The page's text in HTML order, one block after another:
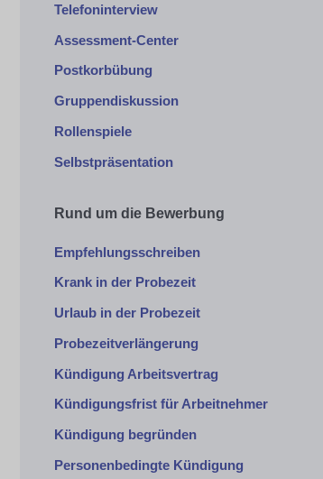
Telefoninterview
Assessment-Center
Postkorbübung
Gruppendiskussion
Rollenspiele
Selbstpräsentation
Rund um die Bewerbung
Empfehlungsschreiben
Krank in der Probezeit
Urlaub in der Probezeit
Probezeitverlängerung
Kündigung Arbeitsvertrag
Kündigungsfrist für Arbeitnehmer
Kündigung begründen
Personenbedingte Kündigung